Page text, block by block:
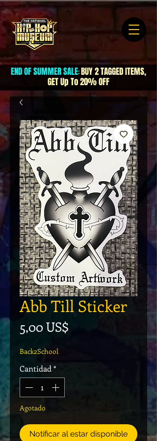
END OF SUMMER SALE:BUY 2 TAGGED ITEMS,
GET Up To 20% OFF
Abb Till Sticker
5,00 US$
Back2School
Cantidad *
Agotado
Notificar al estar disponible